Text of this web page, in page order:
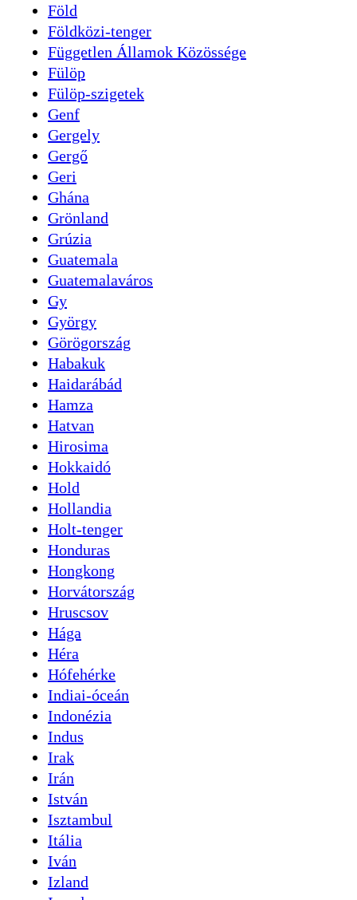
Föld
Földközi-tenger
Független Államok Közössége
Fülöp
Fülöp-szigetek
Genf
Gergely
Gergő
Geri
Ghána
Grönland
Grúzia
Guatemala
Guatemalaváros
Gy
György
Görögország
Habakuk
Haidarábád
Hamza
Hatvan
Hirosima
Hokkaidó
Hold
Hollandia
Holt-tenger
Honduras
Hongkong
Horvátország
Hruscsov
Hága
Héra
Hófehérke
Indiai-óceán
Indonézia
Indus
Irak
Irán
István
Isztambul
Itália
Iván
Izland